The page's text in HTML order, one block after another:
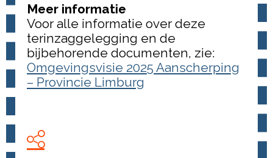
Meer informatie
Voor alle informatie over deze
terinzaggelegging en de
bijbehorende documenten, zie:
Omgevingsvisie 2025 Aanscherping
– Provincie Limburg